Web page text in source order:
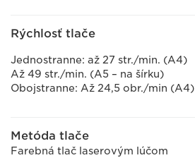
Rýchlosť tlače
Jednostranne: až 27 str./min. (A4)
Až 49 str./min. (A5 – na šírku)
Obojstranne: Až 24,5 obr./min (A4)
Metóda tlače
Farebná tlač laserovým lúčom